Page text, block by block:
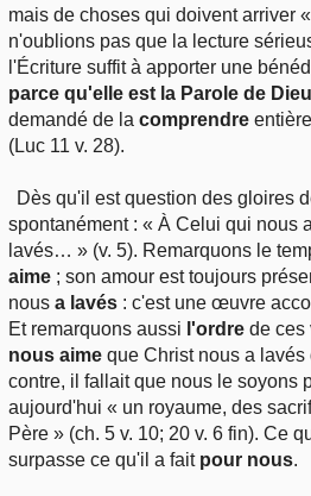
mais de choses qui doivent arriver «
n'oublions pas que la lecture
l'Écriture suffit à apporter une
parce qu'elle est la Parole de Dieu
demandé de la comprendre
(Luc 11 v. 28).
Dès qu'il est question des gloires
spontanément : « À Celui qui nous
lavés… » (v. 5). Remarquons le
aime ; son amour est toujours
nous a lavés : c'est une œuvre
Et remarquons aussi l'ordre de ces
nous aime que Christ nous a
contre, il fallait que nous le soyons
aujourd'hui « un royaume, des
Père » (ch. 5 v. 10; 20 v. 6 fin). Ce
surpasse ce qu'il a fait pour nous.